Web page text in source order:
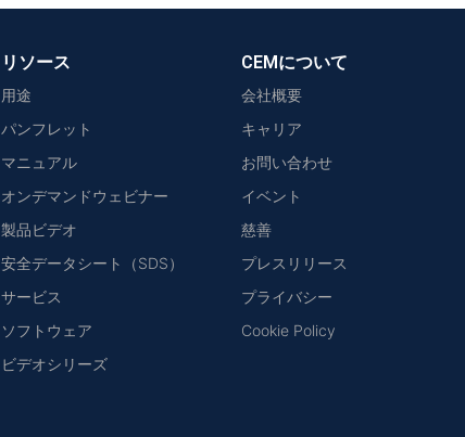
リソース
用途
パンフレット
マニュアル
オンデマンドウェビナー
製品ビデオ
安全データシート（SDS）
サービス
ソフトウェア
ビデオシリーズ
CEMについて
会社概要
キャリア
お問い合わせ
イベント
慈善
プレスリリース
プライバシー
Cookie Policy